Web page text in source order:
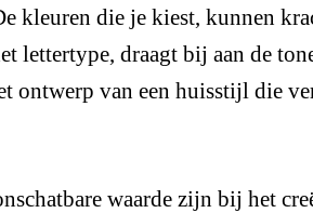
kleuren die je kiest, kunnen
lettertype, draagt bij aan de
ontwerp van een huisstijl die
waarde zijn bij het